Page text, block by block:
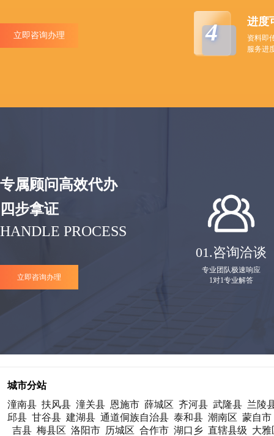
立即咨询办理 4 进度
资料即
服务进
专属顾问高效代办
四步拿证
HANDLE PROCESS
立即咨询办理
01.咨询洽谈
专业团队极速响应
1对1专业解答
城市分站
潼南县 扶风县 潼关县 恩施市 薛城区 齐河县 武隆县 兰陵
邱县 甘谷县 建湖县 通道侗族自治县 泰和县 潮南区 蒙自市
吉县 梅县区 洛阳市 历城区 合作市 湖口乡 直辖县级 大雅